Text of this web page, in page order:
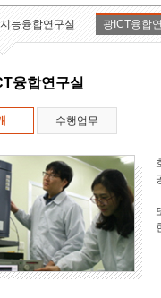
능융합연구실 광ICT융합
융합연구실
수행업무